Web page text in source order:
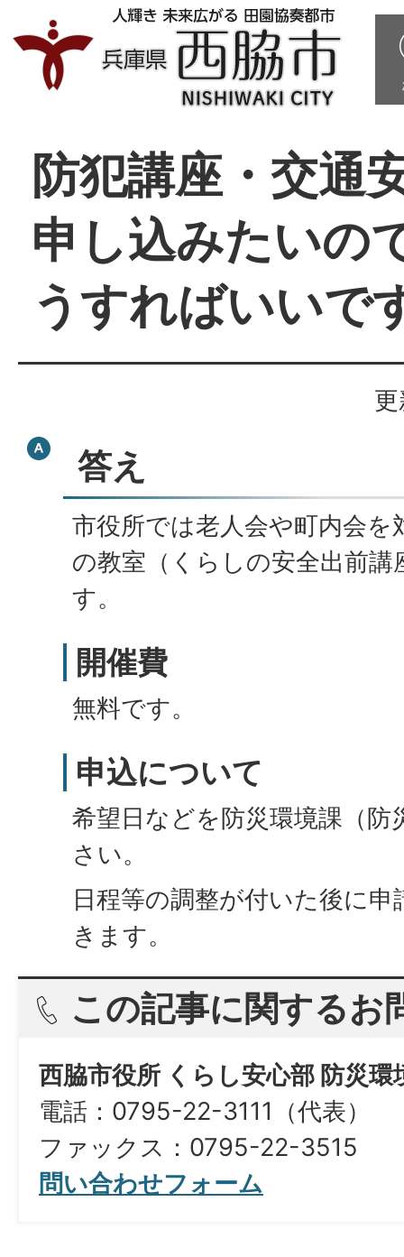
防犯講座・交通
申し込みたいの
うすればいいで
答え
市役所では老人会や町内会を
の教室（くらしの安全出前
す。
開催費
無料です。
申込について
希望日などを防災環境課（防
さい。
日程等の調整が付いた後に
きます。
この記事に関するお
西脇市役所 くらし安心部 防災環
電話：0795-22-3111（代表）
ファックス：0795-22-3515
問い合わせフォーム